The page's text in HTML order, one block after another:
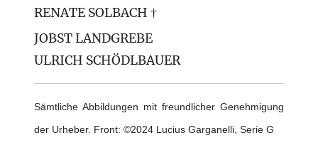
RENATE SOLBACH †
JOBST LANDGREBE
ULRICH SCHÖDLBAUER
Sämtliche Abbildungen mit freundlicher Genehmigung
der Urheber. Front: ©2024 Lucius Garganelli, Serie G